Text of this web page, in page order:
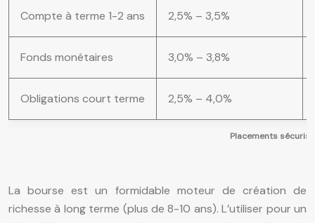
Placements
Compte à terme 1-2 ans 2,5% – 3,5%
Fonds monétaires 3,0% – 3,8%
Obligations court terme 2,5% – 4,0%
La bourse est un formidable moteur de création de
richesse à long terme (plus de 8-10 ans). L’utiliser pour un